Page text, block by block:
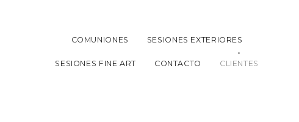
COMUNIONES SESIONES EXTERIORES
SESIONES FINE ART CONTACTO CLIENTES